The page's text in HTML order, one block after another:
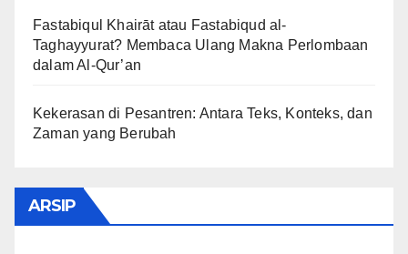
Fastabiqul Khairāt atau Fastabiqud al-
Taghayyurat? Membaca Ulang Makna Perlombaan
dalam Al-Qur’an
Kekerasan di Pesantren: Antara Teks, Konteks, dan
Zaman yang Berubah
ARSIP